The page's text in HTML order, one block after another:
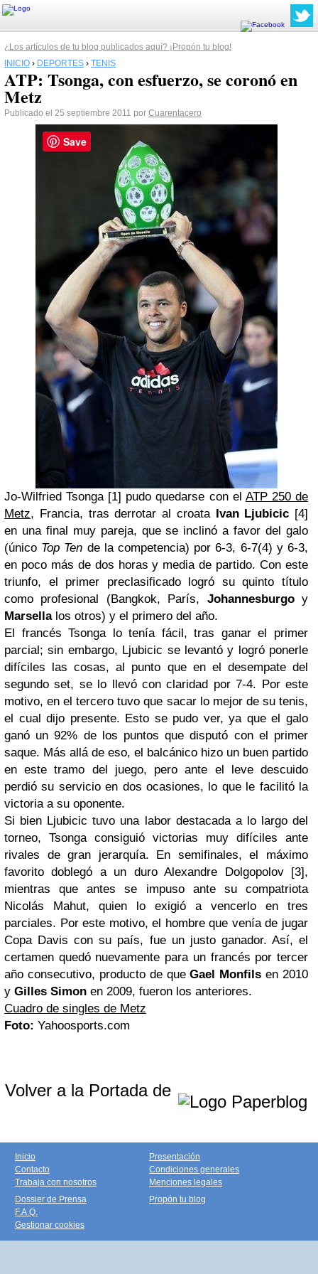
¿Los artículos de tu blog publicados aquí? ¡Propón tu blog!
INICIO › DEPORTES › TENIS
ATP: Tsonga, con esfuerzo, se coronó en
Metz
Publicado el 25 septiembre 2011 por Cuarentacero
Jo-Wilfried Tsonga [1] pudo quedarse con el ATP 250 de
Metz, Francia, tras derrotar al croata Ivan Ljubicic [4]
en una final muy pareja, que se inclinó a favor del galo
(único Top Ten de la competencia) por 6-3, 6-7(4) y 6-3,
en poco más de dos horas y media de partido. Con este
triunfo, el primer preclasificado logró su quinto título
como profesional (Bangkok, París, Johannesburgoy
Marsellalos otros) y el primero del año.
El francés Tsonga lo tenía fácil, tras ganar el primer
parcial; sin embargo, Ljubicic se levantó y logró ponerle
difíciles las cosas, al punto que en el desempate del
segundo set, se lo llevó con claridad por 7-4. Por este
motivo, en el tercero tuvo que sacar lo mejor de su tenis,
el cual dijo presente. Esto se pudo ver, ya que el galo
ganó un 92% de los puntos que disputó con el primer
saque. Más allá de eso, el balcánico hizo un buen partido
en este tramo del juego, pero ante el leve descuido
perdió su servicio en dos ocasiones, lo que le facilitó la
victoria a su oponente.
Si bien Ljubicic tuvo una labor destacada a lo largo del
torneo, Tsonga consiguió victorias muy difíciles ante
rivales de gran jerarquía. En semifinales, el máximo
favorito doblegó a un duro Alexandre Dolgopolov [3],
mientras que antes se impuso ante su compatriota
Nicolás Mahut, quien lo exigió a vencerlo en tres
parciales. Por este motivo, el hombre que venía de jugar
Copa Davis con su país, fue un justo ganador. Así, el
certamen quedó nuevamente para un francés por tercer
año consecutivo, producto de queGael Monfils en 2010
y Gilles Simon en 2009, fueron los anteriores.
Cuadro de singles de Metz
Foto: Yahoosports.com
Volver a la Portada de
Inicio
Contacto
Trabaja con nosotros
Presentación
Condiciones generales
Menciones legales
Dossier de Prensa
F.A.Q.
Gestionar cookies
Propón tu blog
Save